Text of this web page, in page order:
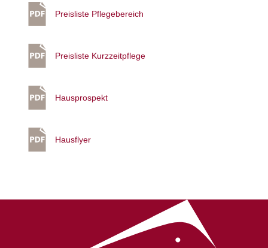
Preisliste Pflegebereich
Preisliste Kurzzeitpflege
Hausprospekt
Hausflyer